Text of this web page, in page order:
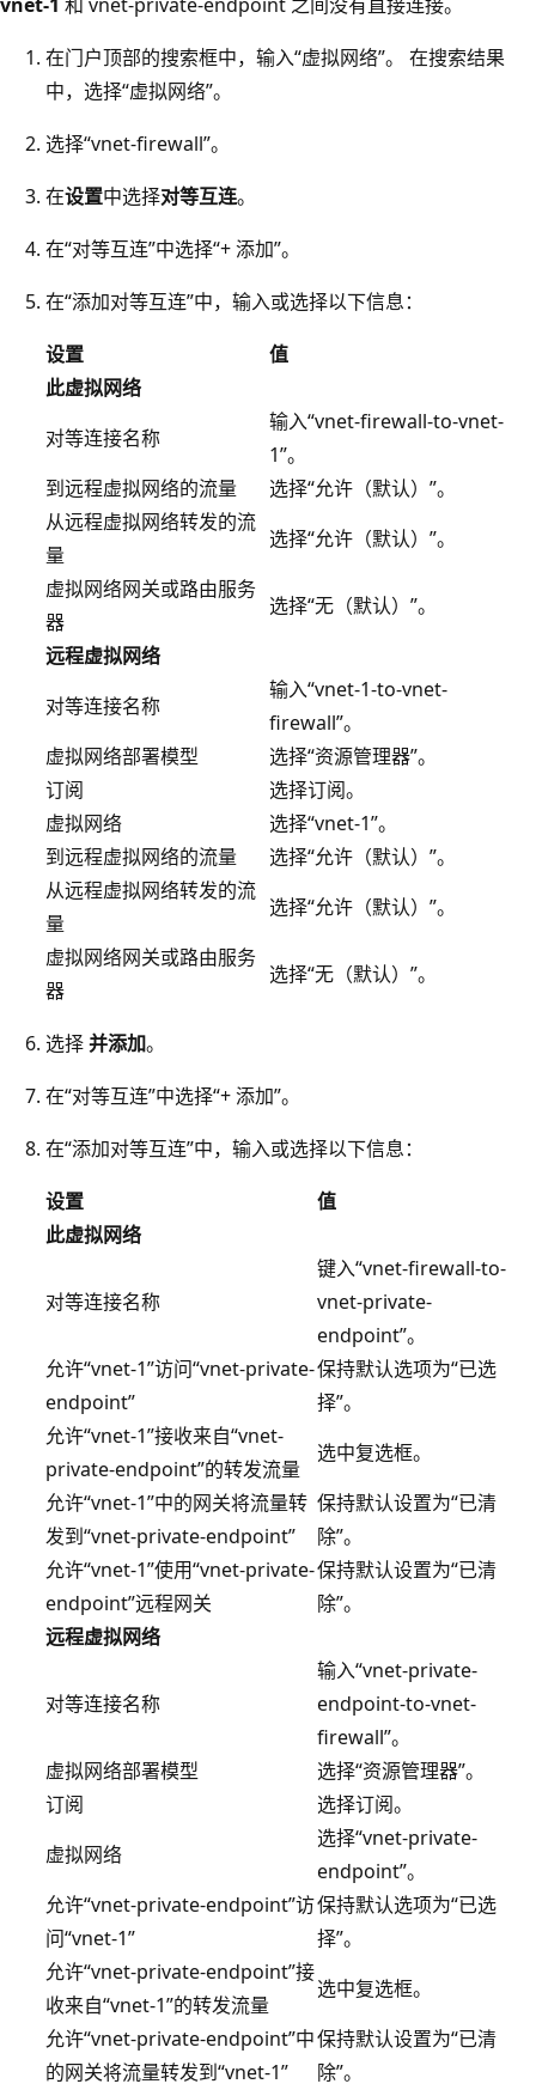
在门户顶部的搜索框中，输入“虚拟网络”。 在搜索结果
中，选择“虚拟网络”。
选择“vnet-firewall”。
在设置中选择对等互连。
在“对等互连”中选择“+ 添加”。
在“添加对等互连”中，输入或选择以下信息：
设置
值
此虚拟网络
对等连接名称
输入“vnet-firewall-to-vnet-
1”。
到远程虚拟网络的流量
选择“允许（默认）”。
从远程虚拟网络转发的流
量
选择“允许（默认）”。
虚拟网络网关或路由服务
器
选择“无（默认）”。
远程虚拟网络
对等连接名称
输入“vnet-1-to-vnet-
firewall”。
虚拟网络部署模型
选择“资源管理器”。
订阅
选择订阅。
虚拟网络
选择“vnet-1”。
到远程虚拟网络的流量
选择“允许（默认）”。
从远程虚拟网络转发的流
量
选择“允许（默认）”。
虚拟网络网关或路由服务
器
选择“无（默认）”。
选择并添加。
在“对等互连”中选择“+ 添加”。
在“添加对等互连”中，输入或选择以下信息：
设置
值
此虚拟网络
对等连接名称
键入“vnet-firewall-to-
vnet-private-
endpoint”。
允许“vnet-1”访问“vnet-private-
endpoint”
保持默认选项为“已选
择”。
允许“vnet-1”接收来自“vnet-
private-endpoint”的转发流量
选中复选框。
允许“vnet-1”中的网关将流量转
发到“vnet-private-endpoint”
保持默认设置为“已清
除”。
允许“vnet-1”使用“vnet-private-
endpoint”远程网关
保持默认设置为“已清
除”。
远程虚拟网络
对等连接名称
输入“vnet-private-
endpoint-to-vnet-
firewall”。
虚拟网络部署模型
选择“资源管理器”。
订阅
选择订阅。
虚拟网络
选择“vnet-private-
endpoint”。
允许“vnet-private-endpoint”访
问“vnet-1”
保持默认选项为“已选
择”。
允许“vnet-private-endpoint”接
收来自“vnet-1”的转发流量
选中复选框。
允许“vnet-private-endpoint”中
的网关将流量转发到“vnet-1”
保持默认设置为“已清
除”。